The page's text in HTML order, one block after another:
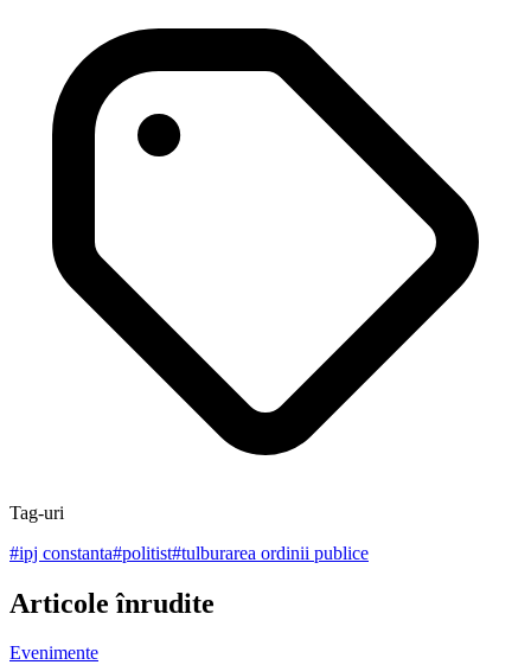
Tag-uri
#ipj constanta#politist#tulburarea ordinii publice
Articole înrudite
Evenimente